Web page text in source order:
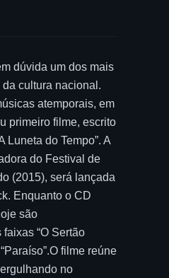
dúvida um dos mais
cultura nacional.
atemporais, em
primeiro filme, escrito
Luneta do Tempo”. A
do Festival de
(2015), será lançada
Enquanto o CD
são
“O Sertão
filme reúne
no